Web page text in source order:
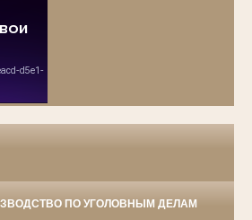
ПО УГОЛОВНЫМ ДЕЛАМ